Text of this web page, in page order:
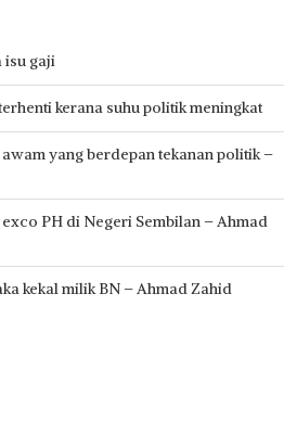
isu gaji
kerana suhu politik meningkat
yang berdepan tekanan politik –
PH di Negeri Sembilan – Ahmad
kekal milik BN – Ahmad Zahid